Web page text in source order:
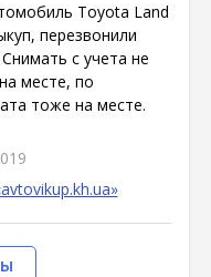
Toyota Land
перезвонили
с учета не
месте, по
тоже на месте.